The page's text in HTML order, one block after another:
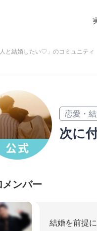
人と結婚したい♡」のコミュニティ
恋愛・
次に
メンバー
結婚を前提